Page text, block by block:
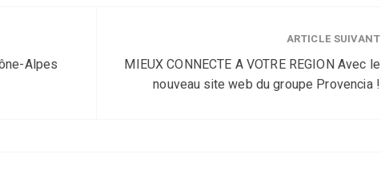
Alpes
ARTICLE SUIVANT
MIEUX CONNECTE A VOTRE REGION Avec le
nouveau site web du groupe Provencia !